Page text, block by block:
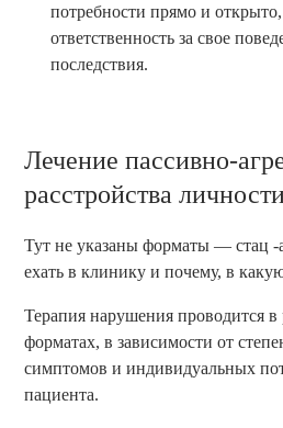
потребности прямо и
ответственность за свое
последствия.
Лечение пассивно-
расстройства
Тут не указаны форматы — стац -
ехать в клинику и почему, в
Терапия нарушения проводится
форматах, в зависимости от
симптомов и индивидуальных
пациента.